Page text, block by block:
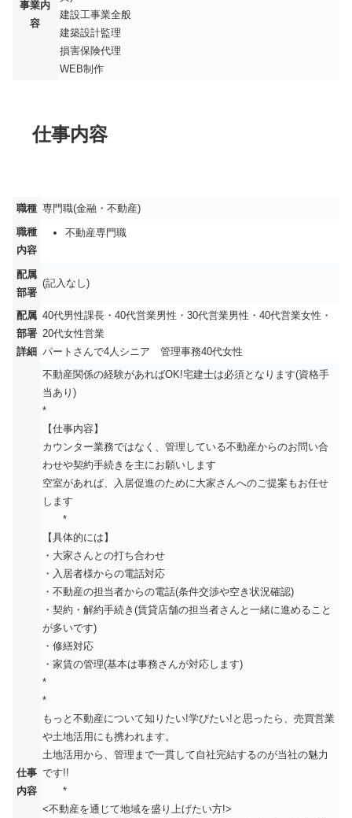
事業内
容
建設工事業全般
建築設計監理
損害保険代理
WEB制作
仕事内容
職種 専門職(金融・不動産)
職種
内容
不動産専門職
配属
部署
(記入なし)
配属
部署
詳細
40代男性課長・40代営業男性・30代営業男性・40代営業女性・
20代女性営業
パートさんで4人シニア 管理事務40代女性
仕事
内容
不動産関係の経験があればOK!宅建士は必須となります(資格手
当あり)
*
【仕事内容】
カウンター業務ではなく、管理している不動産からのお問い合
わせや契約手続きを主にお願いします
空室があれば、入居促進のために大家さんへのご提案もお任せ
します
*
【具体的には】
・大家さんとの打ち合わせ
・入居者様からの電話対応
・不動産の担当者からの電話(条件交渉や空き状況確認)
・契約・解約手続き(賃貸店舗の担当者さんと一緒に進めること
が多いです)
・修繕対応
・家賃の管理(基本は事務さんが対応します)
*
*
もっと不動産について知りたい!学びたい!と思ったら、売買営業
や土地活用にも携われます。
土地活用から、管理まで一貫して自社完結するのが当社の魅力
です!!
*
<不動産を通じて地域を盛り上げたい方!>